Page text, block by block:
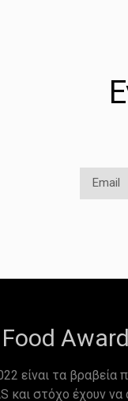
είναι τα βραβεία
και στόχο έχουν να